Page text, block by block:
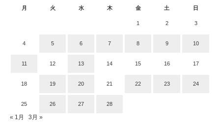
月
火 水 木 金 土 日
1 2 3
4 5 6 7 8 9 10
11 12 13 14 15 16 17
18 19 20 21 22 23 24
25 26 27 28
« 1月 3月 »